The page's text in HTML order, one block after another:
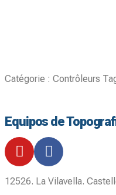
Catégorie : Contrôleurs
Equipos de
12526. La Vilavella.